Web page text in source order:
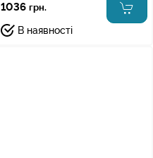
1036 грн.
В наявності